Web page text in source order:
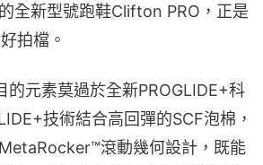
全新型號跑鞋Clifton PRO，正是
拍檔。
的元素莫過於全新PROGLIDE+科
技術結合高回彈的SCF泡棉，
滾動幾何設計，既能